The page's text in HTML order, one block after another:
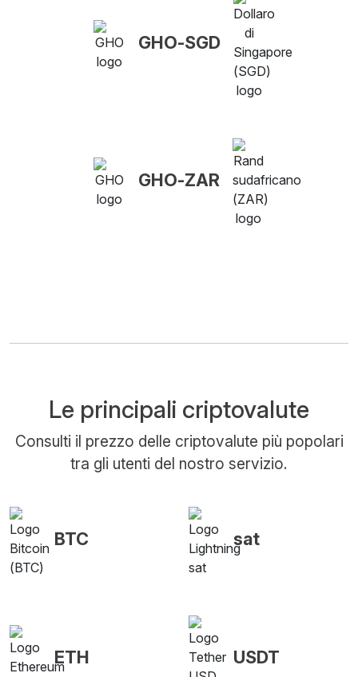
GHO-SGD
GHO-ZAR
Le principali criptovalute
Consulti il prezzo delle criptovalute più popolari
tra gli utenti del nostro servizio.
BTC sat
ETH USDT